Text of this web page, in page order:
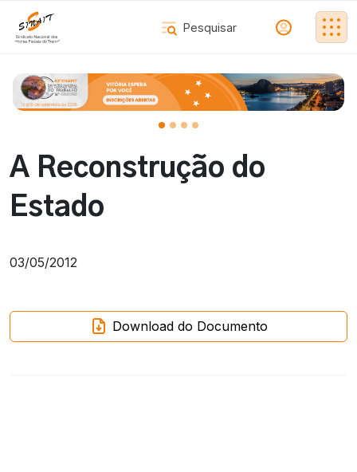
A Reconstrução do
Estado
03/05/2012
Download do Documento